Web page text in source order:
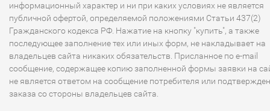
информационный характер и ни при каких условиях не является
публичной офертой, определяемой положениями Статьи 437(2)
Гражданского кодекса РФ. Нажатие на кнопку "купить", а также
последующее заполнение тех или иных форм, не накладывает на
владельцев сайта никаких обязательств. Присланное по e-mail
сообщение, содержащее копию заполненной формы заявки на
не является ответом на сообщение потребителя или
заказа со стороны владельцев сайта.